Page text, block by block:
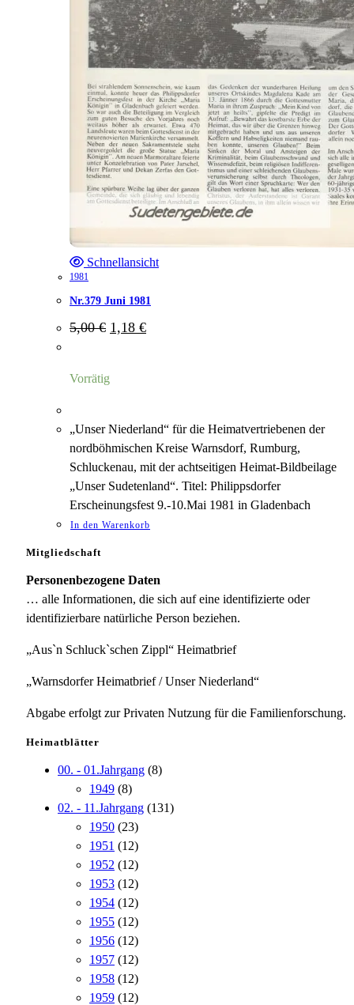
Schnellansicht
1981
Nr.379 Juni 1981
5,00€ Ursprünglicher
Preis
1,18 €Aktueller
Preis
Vorrätig
„Unser Niederland“ für die Heimatvertriebenen der
nordböhmischen Kreise Warnsdorf, Rumburg,
Schluckenau, mit der achtseitigen Heimat-Bildbeilage
„Unser Sudetenland“. Titel: Philippsdorfer
Erscheinungsfest 9.-10.Mai 1981 in Gladenbach
In den Warenkorb
Mitgliedschaft
Personenbezogene Daten
… alle Informationen, die sich auf eine identifizierte oder
identifizierbare natürliche Person beziehen.
„Aus`n Schluck`schen Zippl“ Heimatbrief
„Warnsdorfer Heimatbrief / Unser Niederland“
Abgabe erfolgt zur Privaten Nutzung für die Familienforschung.
Heimatblätter
00. - 01.Jahrgang (8)
1949 (8)
02. - 11.Jahrgang (131)
1950 (23)
1951 (12)
1952 (12)
1953 (12)
1954 (12)
1955 (12)
1956 (12)
1957 (12)
1958 (12)
1959 (12)